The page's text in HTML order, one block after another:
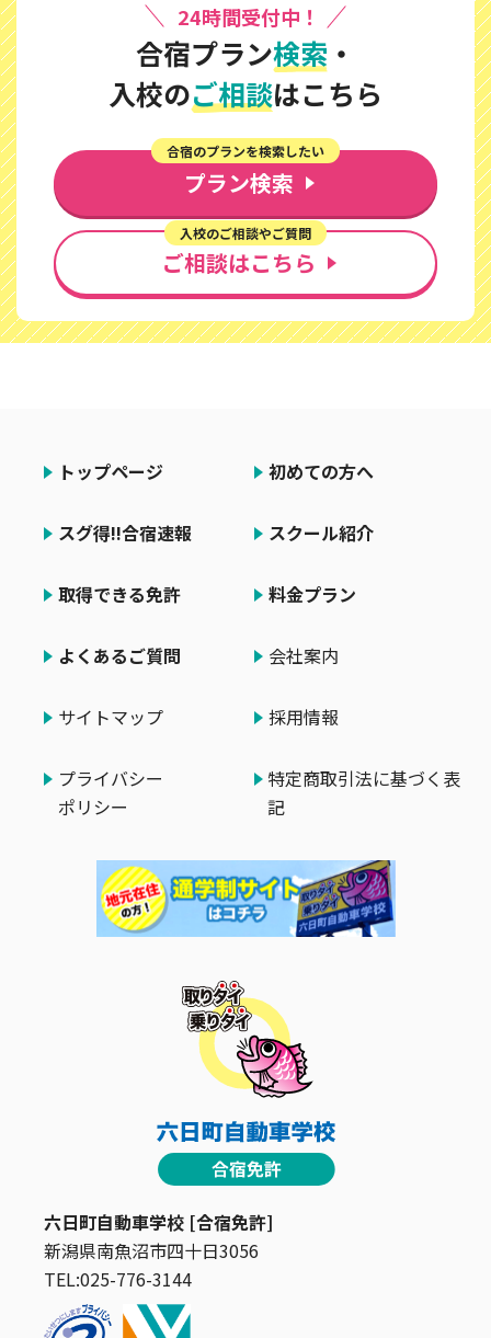
24時間受付中！
合宿プラン検索 ・
入校のご相談はこちら
プラン検索
合宿のプランを検索したい
ご相談はこちら
入校のご相談やご質問
六日町自動車学校 [合宿免許]
新潟県南魚沼市四十日3056
TEL:025-776-3144
トップページ 初めての方へ
スグ得!!合宿速報 スクール紹介
取得できる免許 料金プラン
よくあるご質問 会社案内
サイトマップ 採用情報
プライバシー
ポリシー
特定商取引法に基づく表
記